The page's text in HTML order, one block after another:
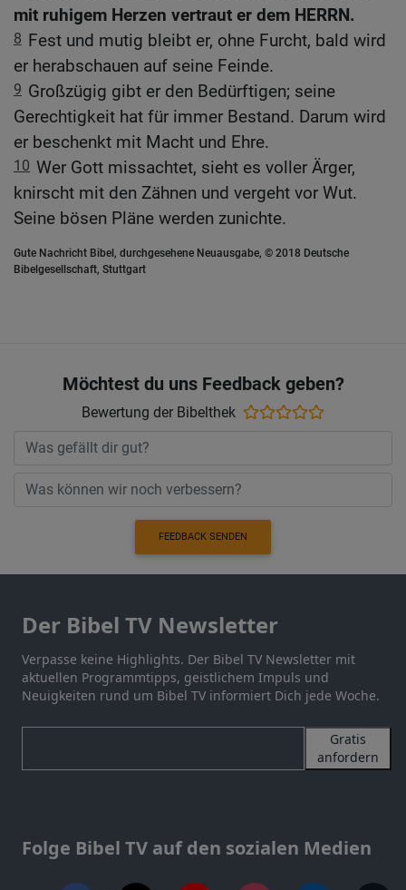
mit ruhigem Herzen vertraut er dem HERRN.
8 Fest und mutig bleibt er, ohne Furcht, bald wird
er herabschauen auf seine Feinde.
9 Großzügig gibt er den Bedürftigen; seine
Gerechtigkeit hat für immer Bestand. Darum wird
er beschenkt mit Macht und Ehre.
10 Wer Gott missachtet, sieht es voller Ärger,
knirscht mit den Zähnen und vergeht vor Wut.
Seine bösen Pläne werden zunichte.
Gute Nachricht Bibel, durchgesehene Neuausgabe, © 2018 Deutsche
Bibelgesellschaft, Stuttgart
Möchtest du uns Feedback geben?
Bewertung der Bibelthek
FEEDBACK SENDEN
Der Bibel TV Newsletter
Verpasse keine Highlights. Der Bibel TV Newsletter mit
aktuellen Programmtipps, geistlichem Impuls und
Neuigkeiten rund um Bibel TV informiert Dich jede Woche.
Gratis
anfordern
Folge Bibel TV auf den sozialen Medien